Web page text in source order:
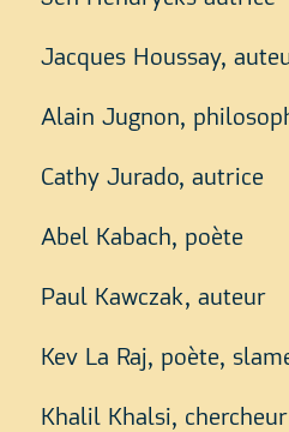
Jacques Houssay,
Alain Jugnon,
Cathy Jurado, autrice
Abel Kabach, poète
Paul Kawczak, auteur
Kev La Raj, poète,
Khalil Khalsi, chercheur